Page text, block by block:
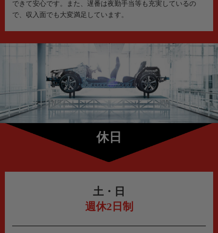
できて安心です。また、遅番は夜勤手当等も充実しているの
で、収入面でも大変満足しています。
休日
土・日
週休2日制